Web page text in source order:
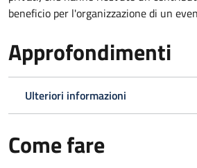
beneficio per l'organizzazione di un
Approfondimenti
Ulteriori informazioni
Come fare